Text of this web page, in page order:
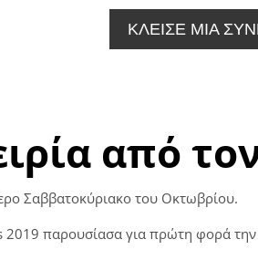
ΚΛΕΙΣΕ ΜΙΑ
από
Σαββατοκύριακο του Οκτωβρίου.
2019 παρουσίασα για πρώτη φορά